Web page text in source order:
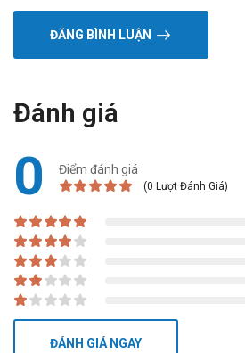
ĐĂNG BÌNH LUẬN
Đánh giá
0 Điểm đánh giá
(0 Lượt Đánh Giá)
ĐÁNH GIÁ NGAY